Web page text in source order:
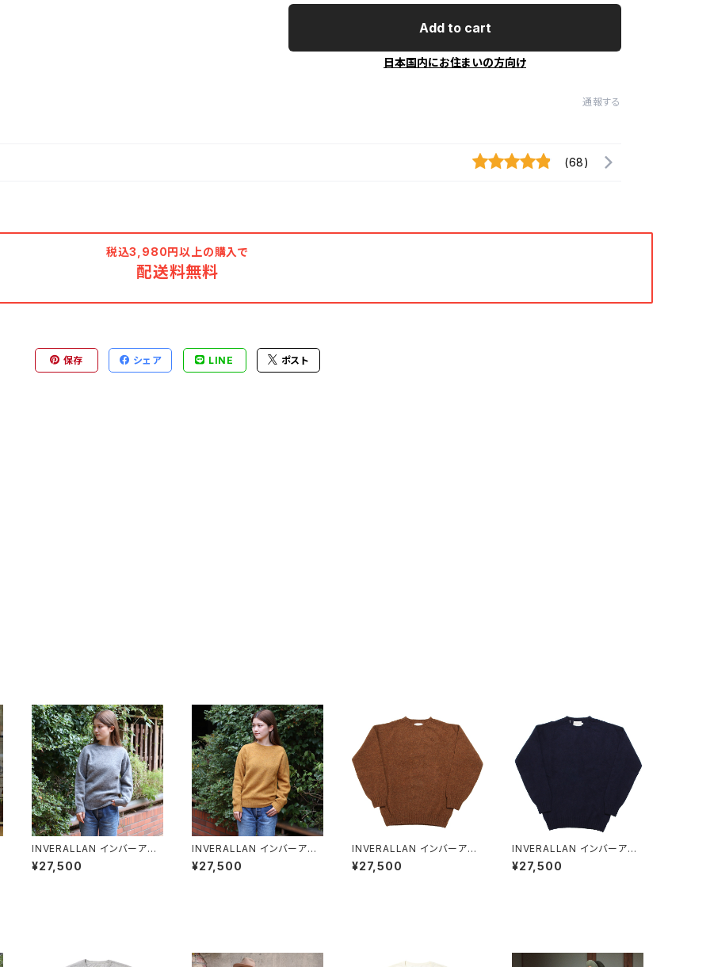
Add to cart
日本国内にお住まいの方向け
通報する
(68)
税込3,980円以上の購入で
配送料無料
保存 シェア LINE ポスト
INVERALLAN インバーアラ
ン シェットランドセーター ME
DIUM GREY(ミディアムグレ
¥27,500
INVERALLAN インバーアラ
ン シェットランドセーター CU
MMIN(クミン)
¥27,500
INVERALLAN インバーアラ
ン シェットランドセーター PE
CAN(ピーカン)
¥27,500
INVERALLAN インバーアラ
ン シェットランドセーター NE
W NAVY(ニューネイビー)
¥27,500